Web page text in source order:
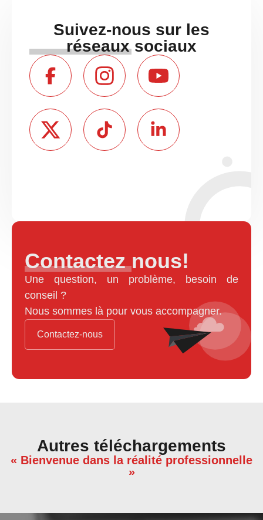
Suivez-nous sur les
réseaux sociaux
Contactez nous!
Une question, un problème, besoin de
conseil ?
Nous sommes là pour vous accompagner.
Contactez-nous
Autres téléchargements
« Bienvenue dans la réalité professionnelle
»